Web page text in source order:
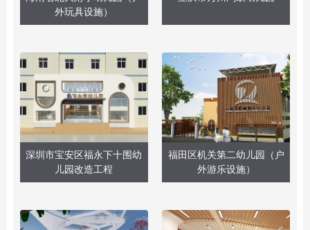
外玩具设施）
深圳市宝安区福永下十围幼
儿园改造工程
福田区机关第二幼儿园（户
外游乐设施）